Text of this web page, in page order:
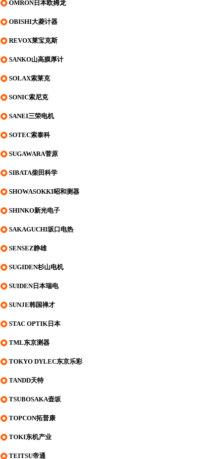
OMRON日本欧姆龙
OBISHI大菱计器
REVOX莱宝克斯
SANKO山高膜厚计
SOLAX索莱克
SONIC索尼克
SANEI三荣电机
SOTEC索泰科
SUGAWARA菅原
SIBATA柴田科学
SHOWASOKKI昭和测器
SHINKO新光电子
SAKAGUCHI坂口电热
SENSEZ静雄
SUGIDEN杉山电机
SUIDEN日本瑞电
SUNJE韩国禅才
STAC OPTIK日本
TML东京测器
TOKYO DYLEC东京乐彩
TANDD天特
TSUBOSAKA壶坂
TOPCON拓普康
TOKI东机产业
TEITSU帝通